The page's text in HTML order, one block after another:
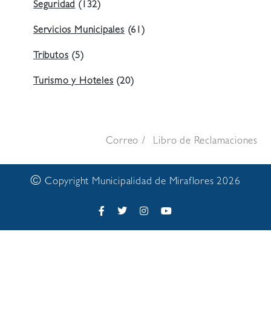
Seguridad(132)
Servicios Municipales(61)
Tributos(5)
Turismo y Hoteles(20)
Correo Libro de Reclamaciones
© Copyright Municipalidad de Miraflores 2026